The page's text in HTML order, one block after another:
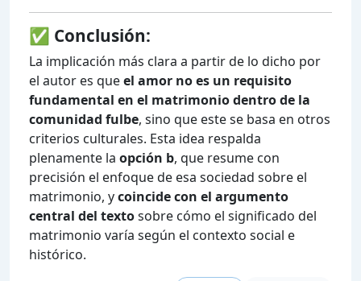
✅ Conclusión:
La implicación más clara a partir de lo dicho por
el autor es queel amor no es un requisito
fundamental en el matrimonio dentro de la
comunidad fulbe, sino que este se basa en otros
criterios culturales. Esta idea respalda
plenamente la opción b, que resume con
precisión el enfoque de esa sociedad sobre el
matrimonio, ycoincide con el argumento
central del textosobre cómo el significado del
matrimonio varía según el contexto social e
histórico.